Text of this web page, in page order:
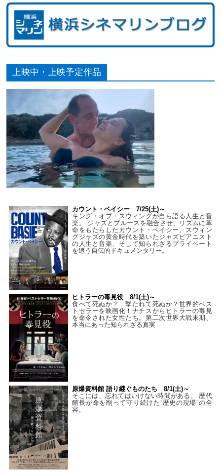
上映中・上映予定作品
カウント・ベイシー 7/25(土)～
キング・オブ・スウィングが自ら語る人生と音
楽。 ジャズとブルースを融合させ、リズムに革
命をもたらしたカウント・ベイシー。スウィン
グジャズの黄金時代を築いたジャズピアニスト
の人生と音楽、そして知られざるプライベート
を追う自伝的ドキュメンタリー。
ヒトラーの毒見役 8/1(土)～
食べて死ぬか？ 撃たれて死ぬか？世界的ベス
トセラーを映画化！ナチスからヒトラーの毒見
を命令された女性たち。第二次世界大戦末期、
本当にあった知られざる真実
原爆資料館 語り継ぐものたち 8/1(土)～
そこには、忘れてはいけない時間がある。 歴代
館長が命を削って守り続けた”歴史の現場”の全
容。